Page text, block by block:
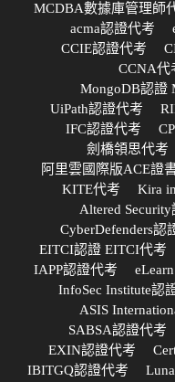
MCDBA數據庫管理師
acma認證代考
CCIE認證代考
CCNA代
MongoDB認證
UiPath認證代考
IFC認證代考
劍橋領思代考
阿里雲國際版ACE證
KITE代考
Kira
Altered
CyberDefenders認
EITCI認證 EITCI代考
IAPP認證代考
InfoSec Institute認
ASIS
SABSA認證代考
EXIN認證代考
IBITGQ認證代考